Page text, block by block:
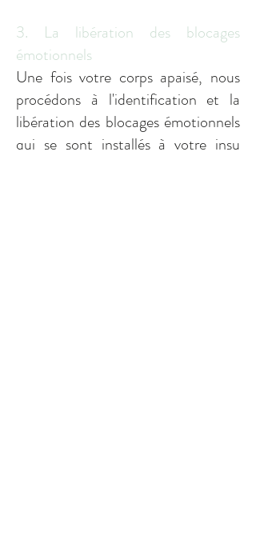
3. La libération des blocages
émotionnels
Une fois votre corps apaisé, nous
procédons à l'identification et la
libération des blocages émotionnels
qui se sont installés à votre insu